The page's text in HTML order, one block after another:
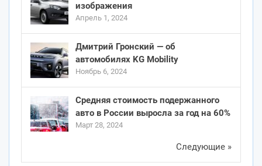
изображения
Апрель 1, 2024
Дмитрий Гронский — об
автомобилях KG Mobility
Ноябрь 6, 2024
Средняя стоимость подержанного
авто в России выросла за год на 60%
Март 28, 2024
Следующие »